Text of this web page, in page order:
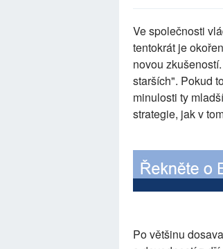
Ve společnosti
tentokrát je
novou
starších". Pokud
minulosti ty
strategie, jak v
Po většinu